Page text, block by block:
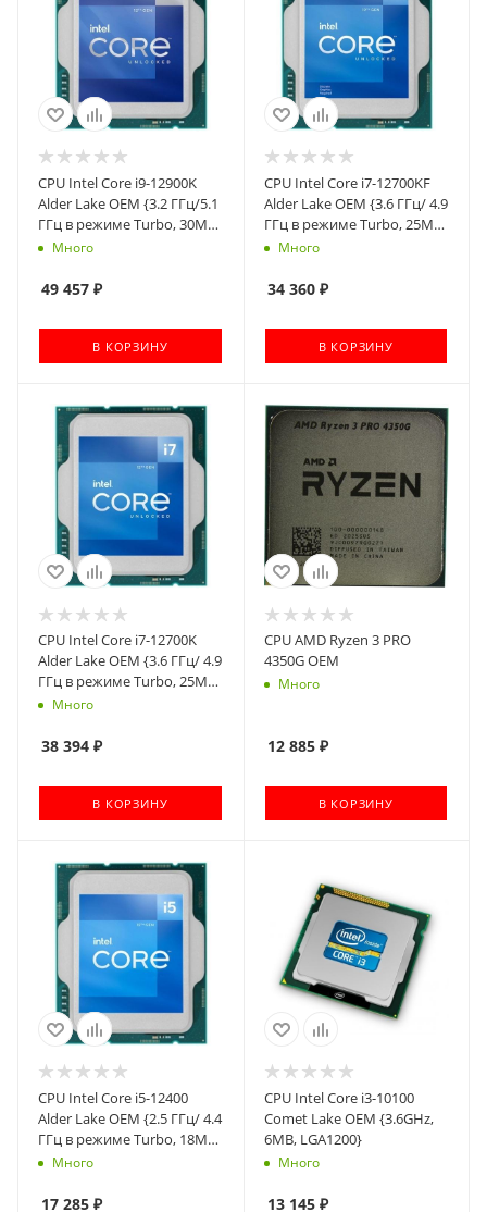
CPU Intel Core i9-12900K
Alder Lake OEM {3.2 ГГц/5.1
ГГц в режиме Turbo, 30MB,
Intel UHD Graphics 770,
Много
49 457 ₽
В КОРЗИНУ
CPU Intel Core i7-12700KF
Alder Lake OEM {3.6 ГГц/ 4.9
ГГц в режиме Turbo, 25MB,
LGA1700}
Много
34 360₽
В КОРЗИНУ
CPU Intel Core i7-12700K
Alder Lake OEM {3.6 ГГц/ 4.9
ГГц в режиме Turbo, 25MB,
Intel UHD Graphics 770,
Много
38 394 ₽
В КОРЗИНУ
CPU AMD Ryzen 3 PRO
4350G OEM
Много
12 885₽
В КОРЗИНУ
CPU Intel Core i5-12400
Alder Lake OEM {2.5 ГГц/ 4.4
ГГц в режиме Turbo, 18MB,
Intel UHD Graphics 730,
Много
17 285 ₽
CPU Intel Core i3-10100
Comet Lake OEM {3.6GHz,
6MB, LGA1200}
Много
13 145₽